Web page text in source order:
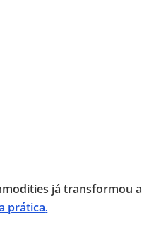
já transformou
prática.